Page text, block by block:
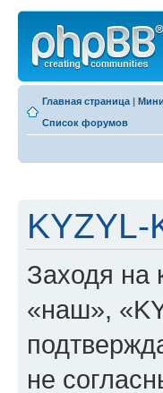
Главная страница |
Список форумов
KYZYL-
Заходя на
«наш»,
не